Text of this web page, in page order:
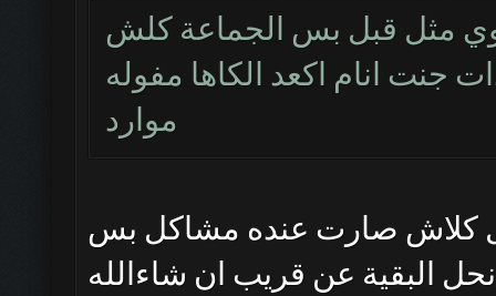
مثل قبل بس الجماعة كلش
جنت انام اكعد الكاها مفوله
موارد
كلاش صارت عنده مشاكل بس
البقية عن قريب ان شاءالله